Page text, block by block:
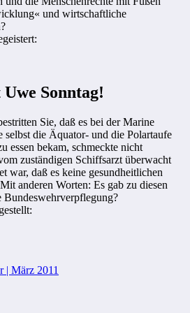
und wirtschaftliche
Sonntag!
Sie, daß es bei der Marine
selbst die Äquator- und die Polartaufe
essen bekam, schmeckte nicht
zuständigen Schiffsarzt überwacht
war, daß es keine gesundheitlichen
anderen Worten: Es gab zu diesen
Bundeswehrverpflegung?
| März 2011